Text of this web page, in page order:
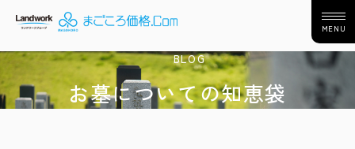
MENU
BLOG
お墓についての知恵袋